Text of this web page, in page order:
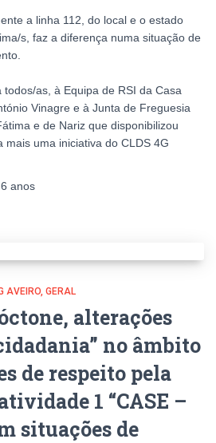
a linha 112, do local e o estado
s, faz a diferença numa situação de
as, à Equipa de RSI da Casa
Vinagre e à Junta de Freguesia
e de Nariz que disponibilizou
mais uma iniciativa do CLDS 4G
6 anos
AVEIRO GERAL
alterações
no âmbito
de respeito pela
1 “CASE –
situações de